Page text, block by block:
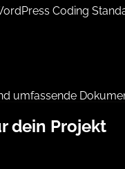
Coding
umfassende
dein Projekt